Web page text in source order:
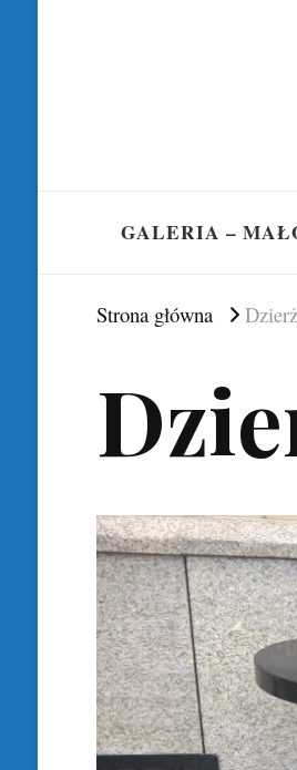
GALERIA –
Strona główna